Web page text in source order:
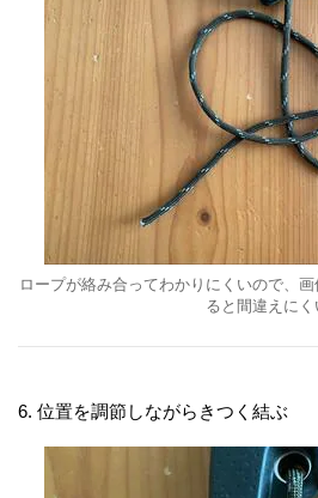
ロープが絡み合ってわかりにくいので、
ると間違えにく
6. 位置を調節しながらきつく結ぶ